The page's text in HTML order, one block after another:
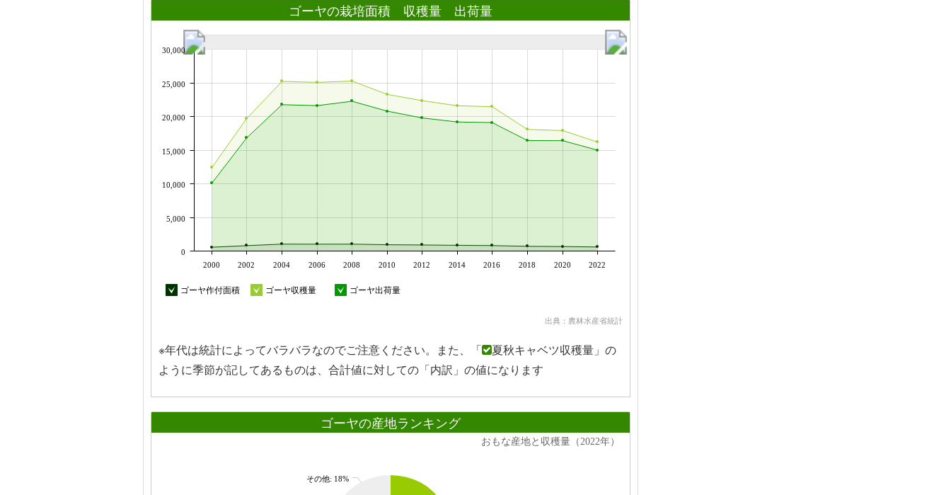
ゴーヤの栽培面積 収穫量 出荷量
2000 2002 2004 2006 2008 2010 2012 2014 2016 2018 2020 2022
0
5,000
10,000
15,000
20,000
25,000
30,000
ゴーヤ作付面積 ゴーヤ収穫量 ゴーヤ出荷量
出典：農林水産省統計
※年代は統計によってバラバラなのでご注意ください。また、「
夏秋キャベツ収穫量」の
ように季節が記してあるものは、合計値に対しての「内訳」の値になります
ゴーヤの産地ランキング
その他: 18%
おもな産地と収穫量（2022年）